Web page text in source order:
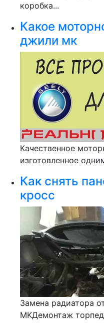
коробка...
Какое
джили мк
Качественное
изготовленное
Как снять
кросс
Замена радиатора
MKДемонтаж